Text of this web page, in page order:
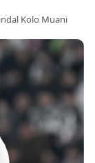
Kolo Muani